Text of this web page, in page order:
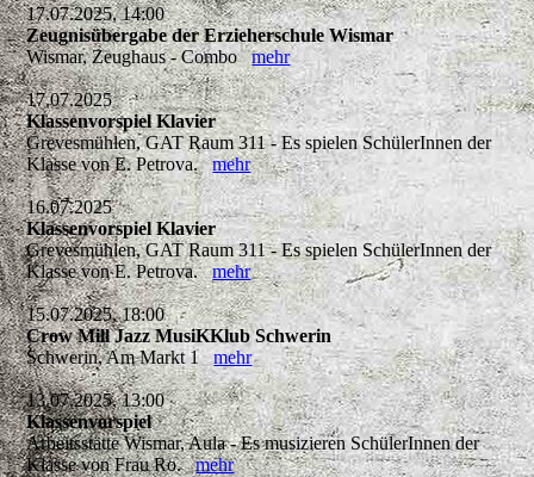
17.07.2025, 14:00
Zeugnisübergabe der Erzieherschule Wismar
Wismar, Zeughaus - Combomehr
17.07.2025
Klassenvorspiel Klavier
Grevesmühlen, GAT Raum 311 - Es spielen SchülerInnen der
Klasse von E. Petrova.mehr
16.07.2025
Klassenvorspiel Klavier
Grevesmühlen, GAT Raum 311 - Es spielen SchülerInnen der
Klasse von E. Petrova.mehr
15.07.2025, 18:00
Crow Mill Jazz MusiKKlub Schwerin
Schwerin, Am Markt 1mehr
13.07.2025, 13:00
Klassenvorspiel
Arbeitsstätte Wismar, Aula - Es musizieren SchülerInnen der
Klasse von Frau Ro.mehr